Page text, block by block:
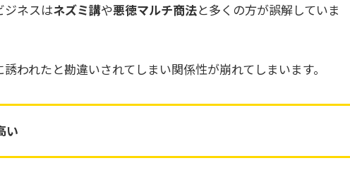
ジネスはネズミ講や悪徳マルチ商法と多くの方が誤解していま
われたと勘違いされてしまい関係性が崩れてしまいます。
い